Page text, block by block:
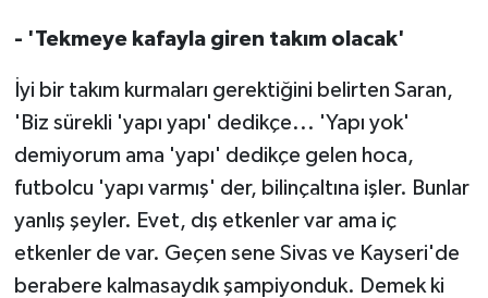
- 'Tekmeye kafayla giren takım olacak'
İyi bir takım kurmaları gerektiğini belirten Saran,
'Biz sürekli 'yapı yapı' dedikçe... 'Yapı yok'
demiyorum ama 'yapı' dedikçe gelen hoca,
futbolcu 'yapı varmış' der, bilinçaltına işler. Bunlar
yanlış şeyler. Evet, dış etkenler var ama iç
etkenler de var. Geçen sene Sivas ve Kayseri'de
berabere kalmasaydık şampiyonduk. Demek ki